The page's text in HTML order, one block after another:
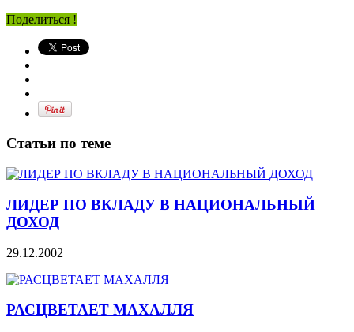
Поделиться !
Статьи по теме
ЛИДЕР ПО ВКЛАДУ В НАЦИОНАЛЬНЫЙ
ДОХОД
29.12.2002
РАСЦВЕТАЕТ МАХАЛЛЯ